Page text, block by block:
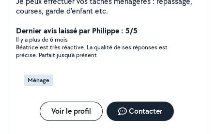
courses, garde d'enfant etc.
Dernier avis laissé par Philippe : 5/5
Il y a plus de 6 mois
Béatrice est très réactive. La qualité de ses réponses est
précise. Parfait jusqu'à présent
Ménage
Voir le profil Contacter